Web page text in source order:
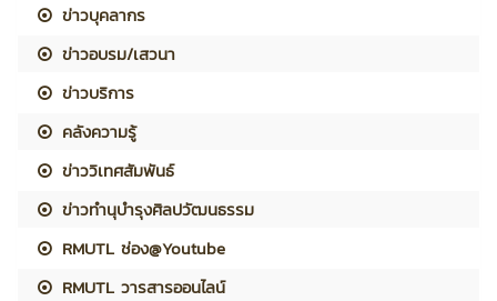
ข่าวบุคลากร
ข่าวอบรม/เสวนา
ข่าวบริการ
คลังความรู้
ข่าววิเทศสัมพันธ์
ข่าวทำนุบำรุงศิลปวัฒนธรรม
RMUTL ช่อง@Youtube
RMUTL วารสารออนไลน์